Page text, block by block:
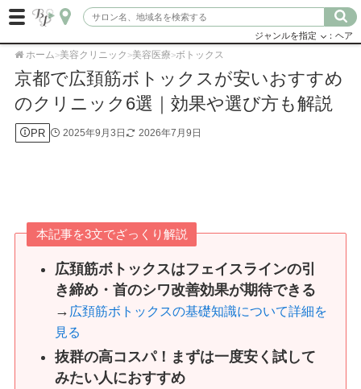
ジャンルを指定 ：ヘア
ホーム>美容クリニック >美容医療>ボトックス
京都で広頚筋ボトックスが安いおすすめ
のクリニック6選｜効果や選び方も解説
PR 2025年9月3日 2026年7月9日
本記事を3文でざっくり解説
広頚筋ボトックスはフェイスラインの引
き締め・首のシワ改善効果が期待できる
→ 広頚筋ボトックスの基礎知識について詳細を
見る
抜群の高コスパ！まずは一度安く試して
みたい人におすすめ